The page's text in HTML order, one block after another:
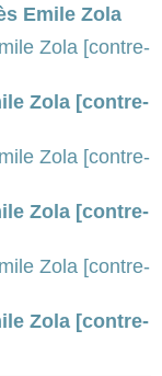
Emile Zola
Zola [contre-
Zola [contre-
Zola [contre-